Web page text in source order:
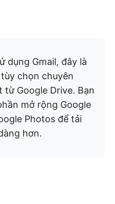
dụng Gmail, đây là
chọn chuyên
từ Google Drive. Bạn
mở rộng Google
Photos để tải
hơn.